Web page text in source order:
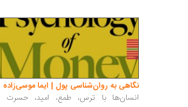
نگاهی به روان‌شناسی پول | ایما موسی‌زاده
انسان‌ها با ترس، طمع، امید، حسرت